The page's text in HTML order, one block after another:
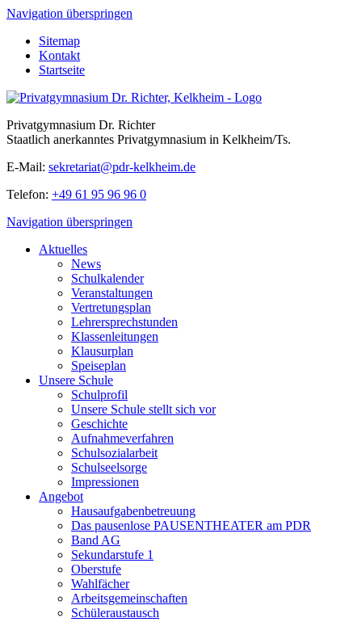
Navigation überspringen
Sitemap
Kontakt
Startseite
Privatgymnasium Dr. Richter
Staatlich anerkanntes Privatgymnasium in Kelkheim/Ts.
E-Mail: sekretariat@pdr-kelkheim.de
Telefon: +49 61 95 96 96 0
Navigation überspringen
Aktuelles
News
Schulkalender
Veranstaltungen
Vertretungsplan
Lehrersprechstunden
Klassenleitungen
Klausurplan
Speiseplan
Unsere Schule
Schulprofil
Unsere Schule stellt sich vor
Geschichte
Aufnahmeverfahren
Schulsozialarbeit
Schulseelsorge
Impressionen
Angebot
Hausaufgabenbetreuung
Das pausenlose PAUSENTHEATER am PDR
Band AG
Sekundarstufe 1
Oberstufe
Wahlfächer
Arbeitsgemeinschaften
Schüleraustausch